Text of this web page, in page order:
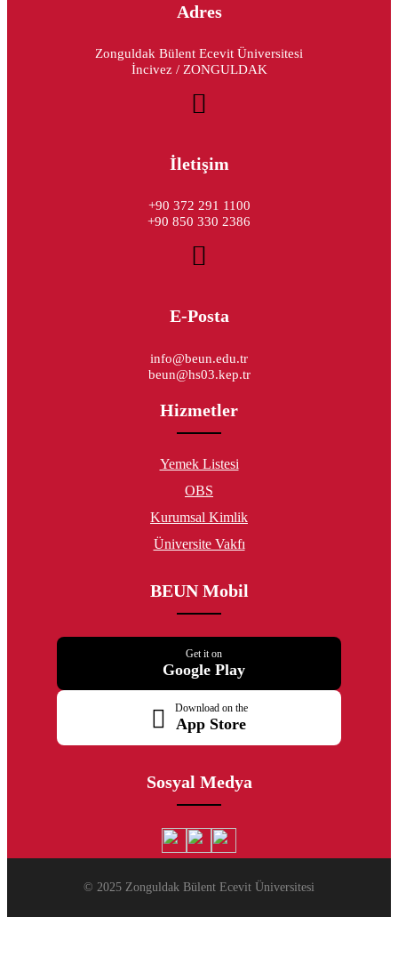
Adres
Zonguldak Bülent Ecevit Üniversitesi
İncivez / ZONGULDAK
İletişim
+90 372 291 1100
+90 850 330 2386
E-Posta
info@beun.edu.tr
beun@hs03.kep.tr
Hizmetler
Yemek Listesi
OBS
Kurumsal Kimlik
Üniversite Vakfı
BEUN Mobil
Get it on
Google Play
Download on the
App Store
Sosyal Medya
© 2025 Zonguldak Bülent Ecevit Üniversitesi